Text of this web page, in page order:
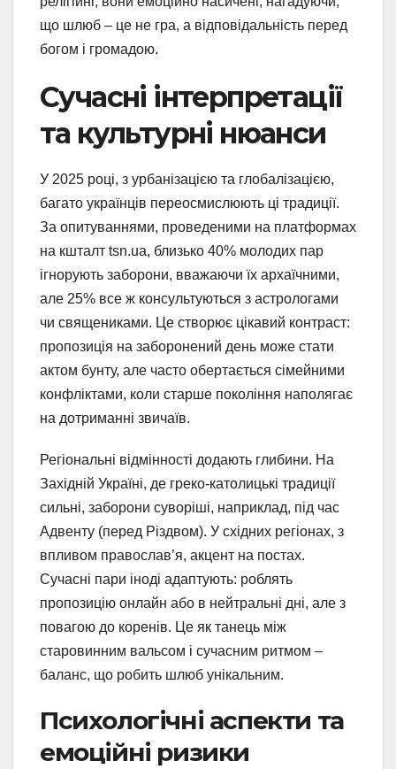
що шлюб – це не гра, а відповідальність перед
богом і громадою.
Сучасні інтерпретації
та культурні нюанси
У 2025 році, з урбанізацією та глобалізацією,
багато українців переосмислюють ці традиції.
За опитуваннями, проведеними на платформах
на кшталт tsn.ua, близько 40% молодих пар
ігнорують заборони, вважаючи їх архаїчними,
але 25% все ж консультуються з астрологами
чи священиками. Це створює цікавий контраст:
пропозиція на заборонений день може стати
актом бунту, але часто обертається сімейними
конфліктами, коли старше покоління наполягає
на дотриманні звичаїв.
Регіональні відмінності додають глибини. На
Західній Україні, де греко-католицькі традиції
сильні, заборони суворіші, наприклад, під час
Адвенту (перед Різдвом). У східних регіонах, з
впливом православ’я, акцент на постах.
Сучасні пари іноді адаптують: роблять
пропозицію онлайн або в нейтральні дні, але з
повагою до коренів. Це як танець між
старовинним вальсом і сучасним ритмом –
баланс, що робить шлюб унікальним.
Психологічні аспекти та
емоційні ризики